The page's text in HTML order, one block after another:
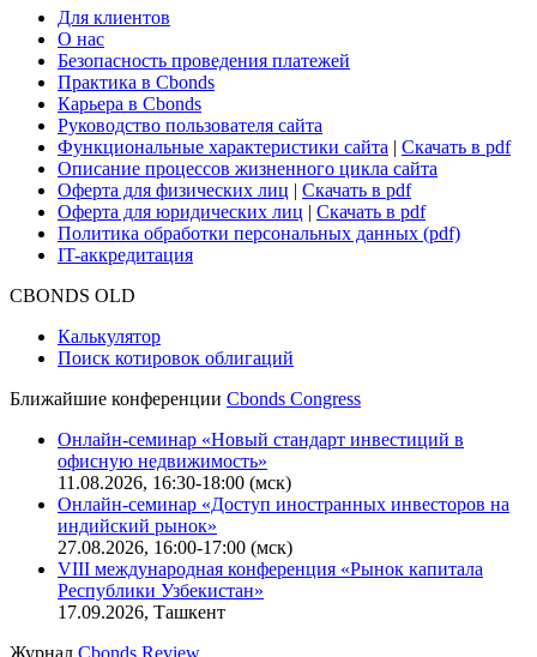
Для клиентов
О нас
Безопасность проведения платежей
Практика в Cbonds
Карьера в Cbonds
Руководство пользователя сайта
Функциональные характеристики сайта | Скачать в pdf
Описание процессов жизненного цикла сайта
Оферта для физических лиц | Скачать в pdf
Оферта для юридических лиц | Скачать в pdf
Политика обработки персональных данных (pdf)
IT-аккредитация
CBONDS OLD
Калькулятор
Поиск котировок облигаций
Ближайшие конференции Cbonds Congress
Онлайн-семинар «Новый стандарт инвестиций в
офисную недвижимость»
11.08.2026, 16:30-18:00 (мск)
Онлайн-семинар «Доступ иностранных инвесторов на
индийский рынок»
27.08.2026, 16:00-17:00 (мск)
VIII международная конференция «Рынок капитала
Республики Узбекистан»
17.09.2026, Ташкент